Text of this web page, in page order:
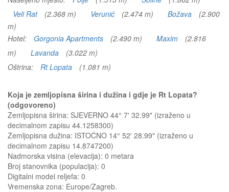
Veli Rat
(2.368 m) Verunić (2.474 m) Božava
(2.900
m)
Hotel:
Gorgonia Apartments (2.490 m) Maxim
(2.816
m)
Lavanda
(3.022 m)
Oštrina:
Rt Lopata (1.081 m)
Koja je zemljopisna širina i dužina i gdje je Rt Lopata?
(odgovoreno)
Zemljopisna širina: SJEVERNO 44° 7' 32.99" (izraženo u
decimalnom zapisu 44.1258300)
Zemljopisna dužina: ISTOČNO 14° 52' 28.99" (izraženo u
decimalnom zapisu 14.8747200)
Nadmorska visina (elevacija): 0 metara
Broj stanovnika (populacija): 0
Digitalni model reljefa: 0
Vremenska zona: Europe/Zagreb.